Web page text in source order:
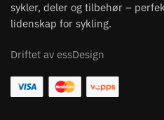
sykler, deler og tilbehør –
lidenskap for sykling.
Driftet av essDesign